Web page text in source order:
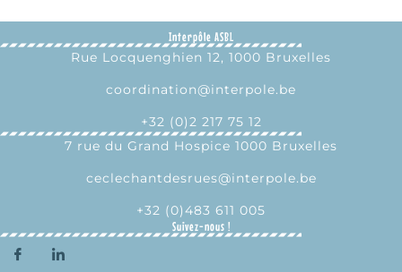
Interpôle ASBL
Rue Locquenghien 12, 1000 Bruxelles
coordination@interpole.be
+32 (0)2 217 75 12
7 rue du Grand Hospice 1000 Bruxelles
ceclechantdesrues@interpole.be
+32 (0)483 611 005
Suivez-nous !